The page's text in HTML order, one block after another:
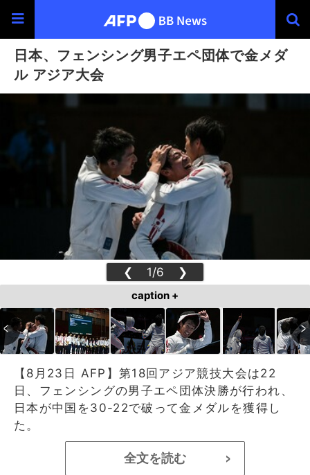
日本、フェンシング男子エペ団体で金メダ
ル アジア大会
❮ 1/6 ❯
caption +
【8月23日 AFP】第18回アジア競技大会は22
日、フェンシングの男子エペ団体決勝が行われ、
日本が中国を30-22で破って金メダルを獲得し
た。
全文を読む >